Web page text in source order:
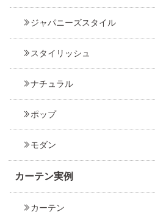
ジャパニーズスタイル
スタイリッシュ
ナチュラル
ポップ
モダン
カーテン実例
カーテン